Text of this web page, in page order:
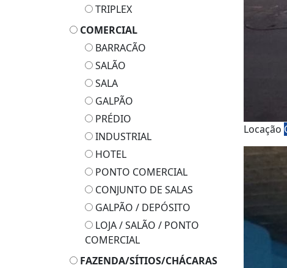
TRIPLEX
COMERCIAL
BARRACÃO
SALÃO
SALA
GALPÃO
PRÉDIO
INDUSTRIAL
HOTEL
PONTO COMERCIAL
CONJUNTO DE SALAS
GALPÃO / DEPÓSITO
LOJA / SALÃO / PONTO
COMERCIAL
FAZENDA/SÍTIOS/CHÁCARAS
Locação